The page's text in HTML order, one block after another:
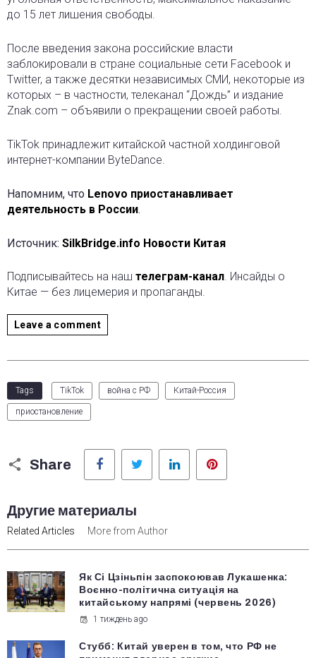
до 15 лет лишения свободы.
После введения закона российские власти
заблокировали в стране социальные сети Facebook и
Twitter, а также десятки независимых СМИ, некоторые из
которых – в частности, телеканал “Дождь” и издание
Znak.com – объявили о прекращении своей работы.
TikTok принадлежит китайской частной холдинговой
интернет-компании ByteDance.
Напомним, что Lenovo приостанавливает
деятельность в России.
Источник: SilkBridge.info Новости Китая
Подписывайтесь на наш телеграм-канал. Инсайды о
Китае — без лицемерия и пропаганды.
Leave a comment
Tags TikTok война с РФ Китай-Россия
приостановление
Share
Facebook Twitter LinkedIn
Другие материалы
Related Articles More from Author
Як Сі Цзіньпін заспокоював Лукашенка:
Воєнно-політична ситуація на
китайському напрямі (червень 2026)
1 тиждень ago
Стубб: Китай уверен в том, что РФ не